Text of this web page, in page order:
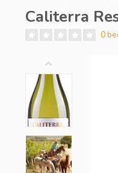
Caliterra
0